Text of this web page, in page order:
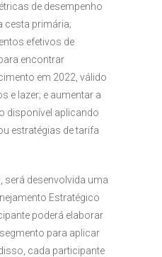
de desempenho
cesta primária;
efetivos de
encontrar
em 2022, válido
e lazer; e aumentar a
disponível aplicando
estratégias de tarifa
será desenvolvida uma
Estratégico
poderá elaborar
para aplicar
cada participante